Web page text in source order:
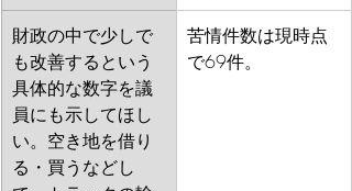
財政の中で少しで
も改善するという
具体的な数字を議
員にも示してほし
い。空き地を借り
る・買うなどし
苦情件数は現時点
で69件。